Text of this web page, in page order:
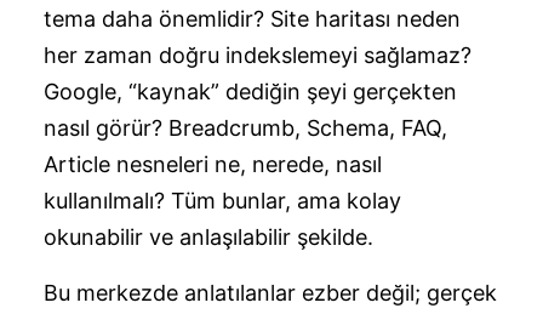
tema daha önemlidir? Site haritası neden
her zaman doğru indekslemeyi sağlamaz?
Google, “kaynak” dediğin şeyi gerçekten
nasıl görür? Breadcrumb, Schema, FAQ,
Article nesneleri ne, nerede, nasıl
kullanılmalı? Tüm bunlar, ama kolay
okunabilir ve anlaşılabilir şekilde.
Bu merkezde anlatılanlar ezber değil; gerçek